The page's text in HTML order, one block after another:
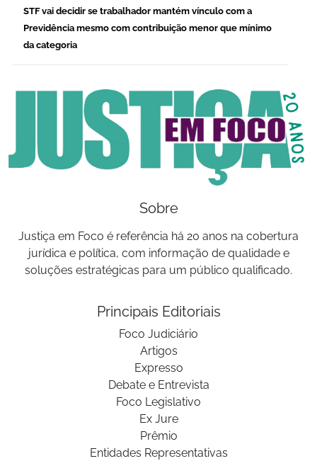
STF vai decidir se trabalhador mantém vínculo com a
Previdência mesmo com contribuição menor que mínimo
da categoria
Sobre
Justiça em Foco é referência há 20 anos na cobertura
jurídica e política, com informação de qualidade e
soluções estratégicas para um público qualificado.
Principais Editoriais
Foco Judiciário
Artigos
Expresso
Debate e Entrevista
Foco Legislativo
Ex Jure
Prêmio
Entidades Representativas